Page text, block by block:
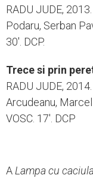
RADU JUDE,
Podaru, Serban
30'. DCP.
Trece si prin
RADU JUDE,
Arcudeanu,
VOSC. 17'. DCP
A Lampa cu